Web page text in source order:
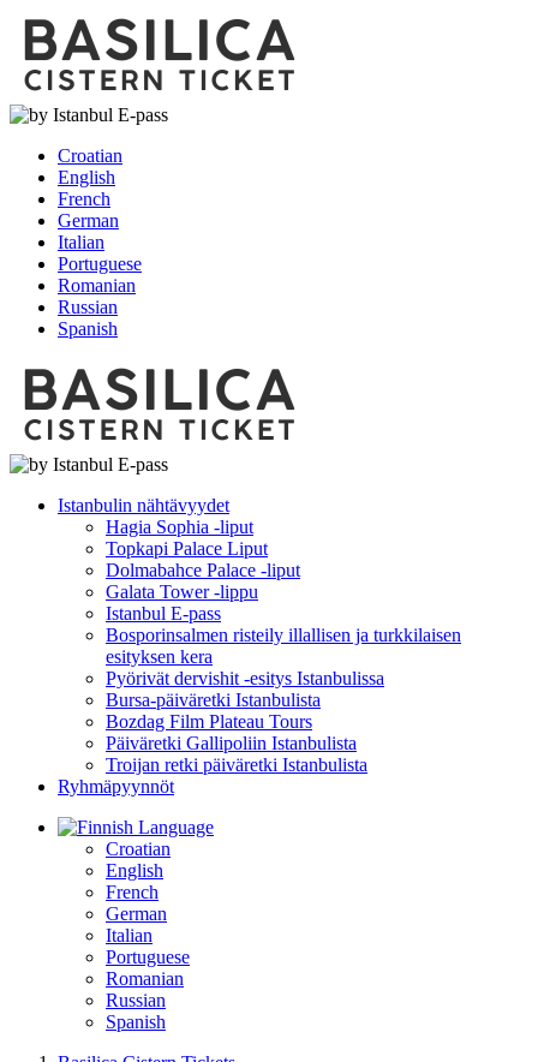
Croatian
English
French
German
Italian
Portuguese
Romanian
Russian
Spanish
Istanbulin nähtävyydet
Hagia Sophia -liput
Topkapi Palace Liput
Dolmabahce Palace -liput
Galata Tower -lippu
Istanbul E-pass
Bosporinsalmen risteily illallisen ja turkkilaisen
esityksen kera
Pyörivät dervishit -esitys Istanbulissa
Bursa-päiväretki Istanbulista
Bozdag Film Plateau Tours
Päiväretki Gallipoliin Istanbulista
Troijan retki päiväretki Istanbulista
Ryhmäpyynnöt
Language
Croatian
English
French
German
Italian
Portuguese
Romanian
Russian
Spanish